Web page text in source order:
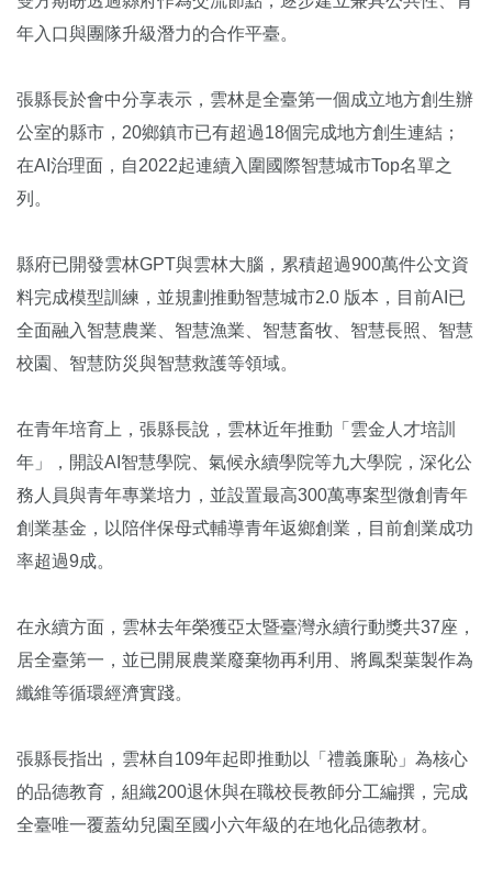
年入口與團隊升級潛力的合作平臺。
張縣長於會中分享表示，雲林是全臺第一個成立地方創生辦
公室的縣市，20鄉鎮市已有超過18個完成地方創生連結；
在AI治理面，自2022起連續入圍國際智慧城市Top名單之
列。
縣府已開發雲林GPT與雲林大腦，累積超過900萬件公文資
料完成模型訓練，並規劃推動智慧城市2.0 版本，目前AI已
全面融入智慧農業、智慧漁業、智慧畜牧、智慧長照、智慧
校園、智慧防災與智慧救護等領域。
在青年培育上，張縣長說，雲林近年推動「雲金人才培訓
年」，開設AI智慧學院、氣候永續學院等九大學院，深化公
務人員與青年專業培力，並設置最高300萬專案型微創青年
創業基金，以陪伴保母式輔導青年返鄉創業，目前創業成功
率超過9成。
在永續方面，雲林去年榮獲亞太暨臺灣永續行動獎共37座，
居全臺第一，並已開展農業廢棄物再利用、將鳳梨葉製作為
纖維等循環經濟實踐。
張縣長指出，雲林自109年起即推動以「禮義廉恥」為核心
的品德教育，組織200退休與在職校長教師分工編撰，完成
全臺唯一覆蓋幼兒園至國小六年級的在地化品德教材。